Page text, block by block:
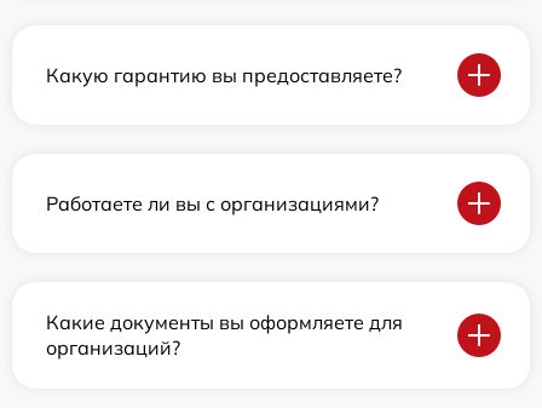
Какую гарантию вы предоставляете?
Работаете ли вы с организациями?
Какие документы вы оформляете для
организаций?